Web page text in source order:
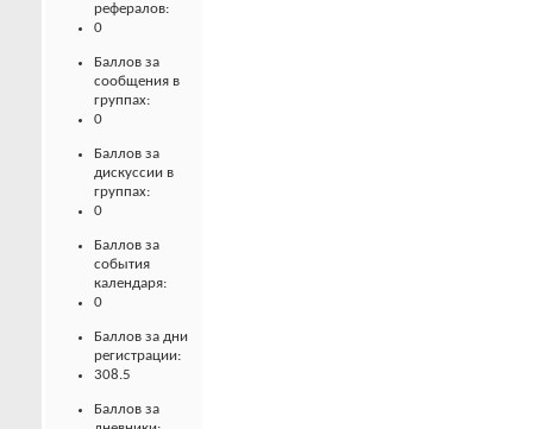
рефералов:
0
Баллов за
сообщения в
группах:
0
Баллов за
дискуссии в
группах:
0
Баллов за
события
календаря:
0
Баллов за дни
регистрации:
308.5
Баллов за